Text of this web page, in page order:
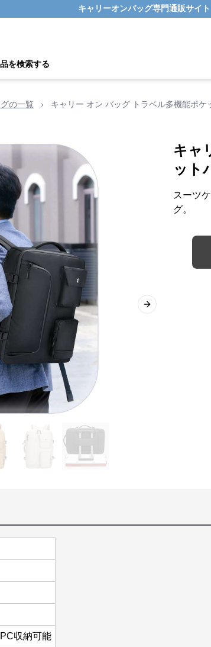
キャリーオンバッグ専門通販サイ
を検索する
の一覧 › キャリー オン バッグ トラベル多機能ポケ
Next slide
キャ
ット
スーツ
グ。
収納可能